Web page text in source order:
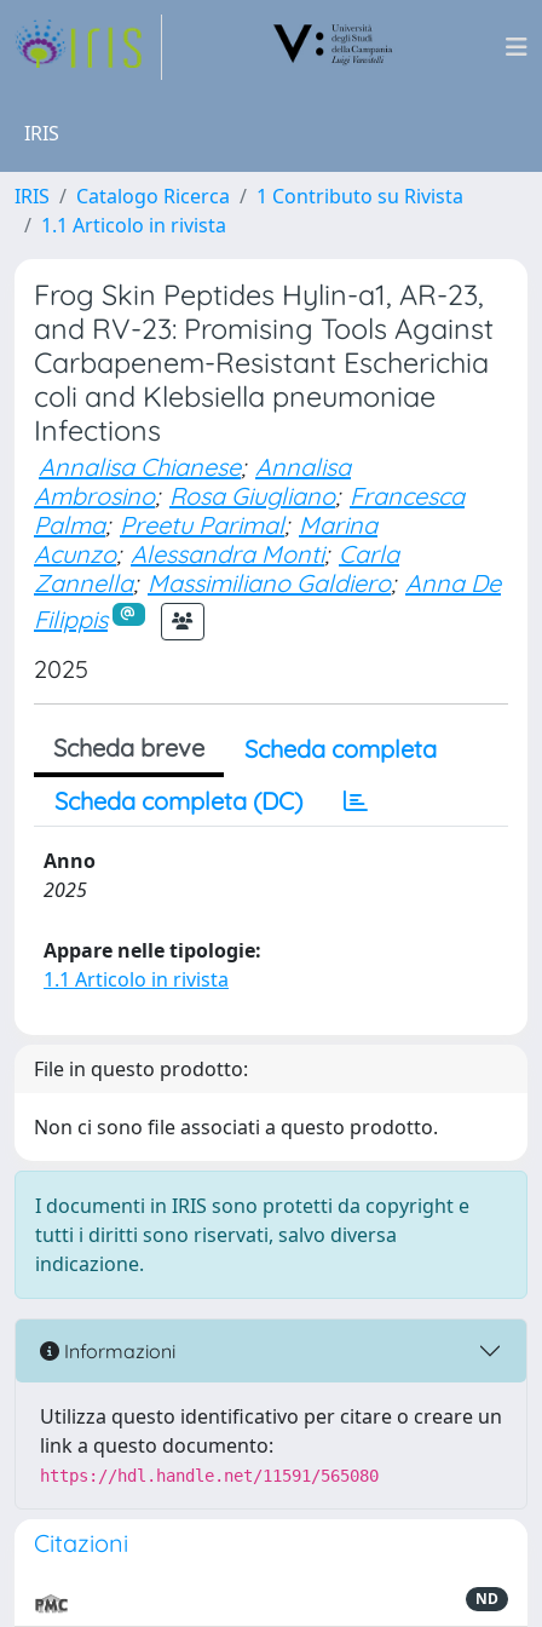
IRIS
IRIS Catalogo Ricerca
1 Contributo su Rivista
1.1 Articolo in rivista
Frog Skin Peptides Hylin-a1, AR-23,
and RV-23: Promising Tools Against
Carbapenem-Resistant Escherichia
coli and Klebsiella pneumoniae
Infections
Annalisa Chianese; Annalisa
Ambrosino; Rosa Giugliano; Francesca
Palma; Preetu Parimal; Marina
Acunzo; Alessandra Monti; Carla
Zannella; Massimiliano Galdiero; Anna De
Filippis
2025
Scheda breve
Scheda completa
Scheda completa (DC)
Anno
2025
Appare nelle tipologie:
1.1 Articolo in rivista
File in questo prodotto:
Non ci sono file associati a questo prodotto.
I documenti in IRIS sono protetti da copyright e
tutti i diritti sono riservati, salvo diversa
indicazione.
Informazioni
Utilizza questo identificativo per citare o creare un
link a questo documento:
https://hdl.handle.net/11591/565080
Citazioni
ND